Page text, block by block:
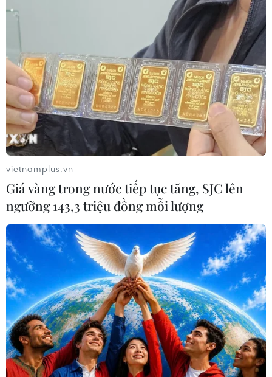
Theo dõi VietnamPlus
TIN LIÊN QUAN
Sáng tác mới của Phong Việt lại gây “sốt”
vietnamplus.vn
Giá vàng trong nước tiếp tục tăng, SJC lên
ngưỡng 143,3 triệu đồng mỗi lượng